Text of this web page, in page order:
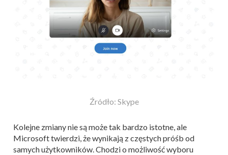
Źródło: Skype
Kolejne zmiany nie są może tak bardzo istotne, ale
Microsoft twierdzi, że wynikają z częstych próśb od
samych użytkowników. Chodzi o możliwość wyboru